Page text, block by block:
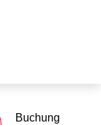
Buchung